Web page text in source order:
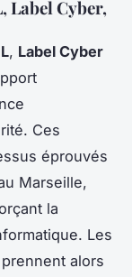
Label Cyber,
, Label Cyber
Ces
éprouvés
Marseille,
la
Les
alors